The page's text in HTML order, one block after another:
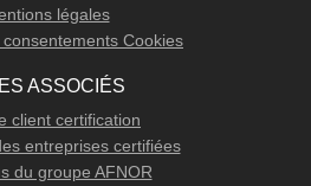
légales
Cookies
ASSOCIÉS
client certification
entreprises certifiées
du groupe AFNOR